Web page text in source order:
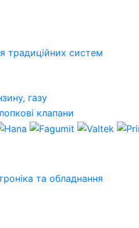
традиційних систем
газу
клапани
та обладнання